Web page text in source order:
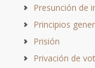
Presunción de
Principios
Prisión
Privación de